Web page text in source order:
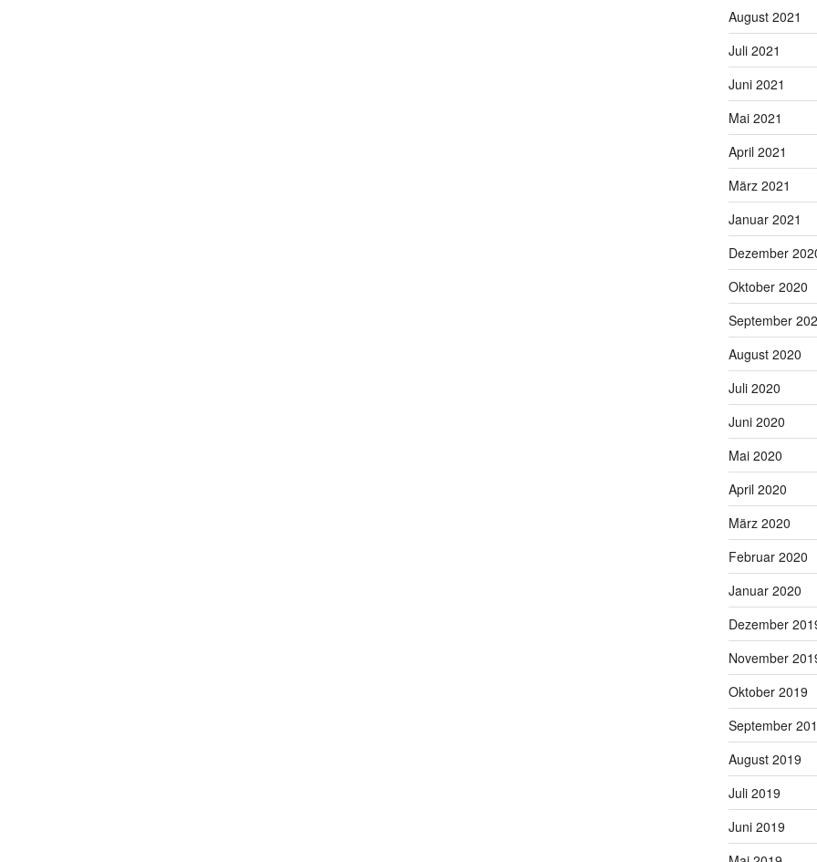
August 2021
Juli 2021
Juni 2021
Mai 2021
April 2021
März 2021
Januar 2021
Dezember
Oktober 2020
September
August 2020
Juli 2020
Juni 2020
Mai 2020
April 2020
März 2020
Februar 2020
Januar 2020
Dezember
November
Oktober 2019
September
August 2019
Juli 2019
Juni 2019